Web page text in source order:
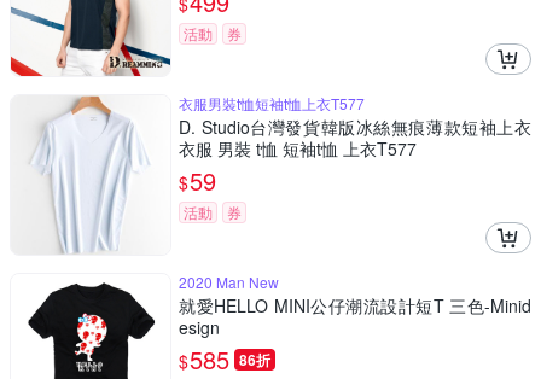
活動 券
衣服男裝t恤短袖t恤上衣T577
D. Studio台灣發貨韓版冰絲無痕薄款短袖上衣
衣服 男裝 t恤 短袖t恤 上衣T577
$59
活動 券
2020 Man New
就愛HELLO MINI公仔潮流設計短T 三色-Minid
esign
$585 86折